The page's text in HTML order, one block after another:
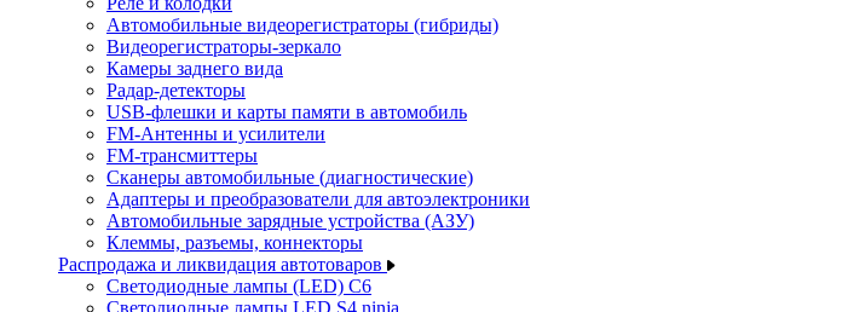
Автомобильные видеорегистраторы (гибриды)
Видеорегистраторы-зеркало
Камеры заднего вида
Радар-детекторы
USB-флешки и карты памяти в автомобиль
FM-Антенны и усилители
FM-трансмиттеры
Сканеры автомобильные (диагностические)
Адаптеры и преобразователи для автоэлектроники
Автомобильные зарядные устройства (АЗУ)
Клеммы, разъемы, коннекторы
Распродажа и ликвидация автотоваров
Светодиодные лампы (LED) C6
Светодиодные лампы LED S4 ninja